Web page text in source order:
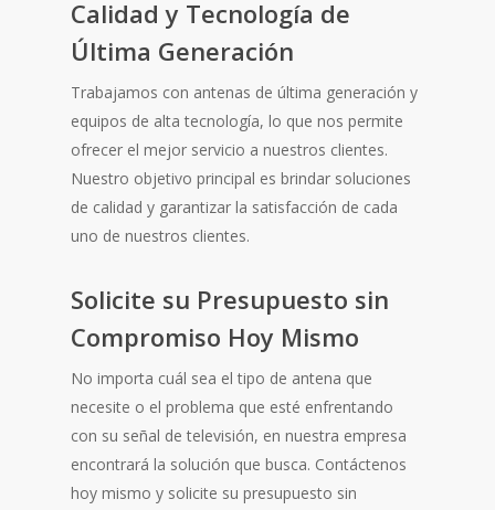
Calidad y Tecnología de
Última Generación
Trabajamos con antenas de última generación y
equipos de alta tecnología, lo que nos permite
ofrecer el mejor servicio a nuestros clientes.
Nuestro objetivo principal es brindar soluciones
de calidad y garantizar la satisfacción de cada
uno de nuestros clientes.
Solicite su Presupuesto sin
Compromiso Hoy Mismo
No importa cuál sea el tipo de antena que
necesite o el problema que esté enfrentando
con su señal de televisión, en nuestra empresa
encontrará la solución que busca. Contáctenos
hoy mismo y solicite su presupuesto sin